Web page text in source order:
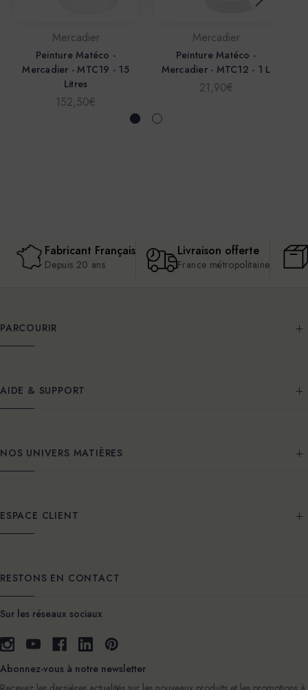
Mercadier
Peinture Matéco -
Mercadier - MTC19 - 15
Litres
152,50€
Mercadier
Peinture Matéco -
Mercadier - MTC12 - 1 L
21,90€
Fabricant Français
Depuis 20 ans
Livraison offerte
France métropolitaine
PARCOURIR
AIDE & SUPPORT
NOS UNIVERS MATIÈRES
ESPACE CLIENT
RESTONS EN CONTACT
Sur les réseaux sociaux
Abonnez-vous à notre newsletter